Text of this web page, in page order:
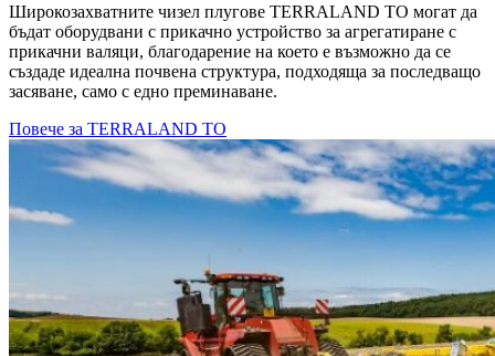
Широкозахватните чизел плугове TERRALAND TO могат да
бъдат оборудвани с прикачно устройство за агрегатиране с
прикачни валяци, благодарение на което е възможно да се
създаде идеална почвена структура, подходяща за последващо
засяване, само с едно преминаване.
Повече за TERRALAND TO